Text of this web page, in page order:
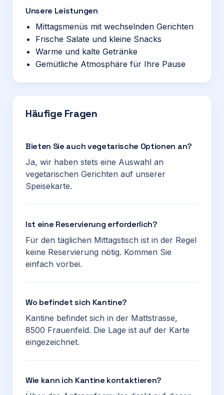
Unsere Leistungen
Mittagsmenüs mit wechselnden Gerichten
Frische Salate und kleine Snacks
Warme und kalte Getränke
Gemütliche Atmosphäre für Ihre Pause
Häufige Fragen
Bieten Sie auch vegetarische Optionen an?
Ja, wir haben stets eine Auswahl an
vegetarischen Gerichten auf unserer
Speisekarte.
Ist eine Reservierung erforderlich?
Für den täglichen Mittagstisch ist in der Regel
keine Reservierung nötig. Kommen Sie
einfach vorbei.
Wo befindet sich Kantine?
Kantine befindet sich in der Mattstrasse,
8500 Frauenfeld. Die Lage ist auf der Karte
eingezeichnet.
Wie kann ich Kantine kontaktieren?